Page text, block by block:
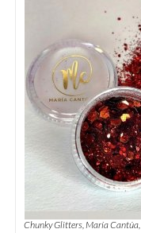
Chunky Glitters,María Cantúa,